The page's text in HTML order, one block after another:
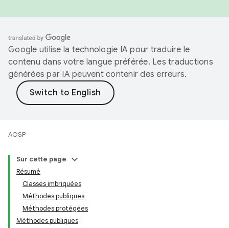
Google utilise la technologie IA pour traduire le
contenu dans votre langue préférée. Les traductions
générées par IA peuvent contenir des erreurs.
AOSP
Sur cette page
Résumé
Classes imbriquées
Méthodes publiques
Méthodes protégées
Méthodes publiques